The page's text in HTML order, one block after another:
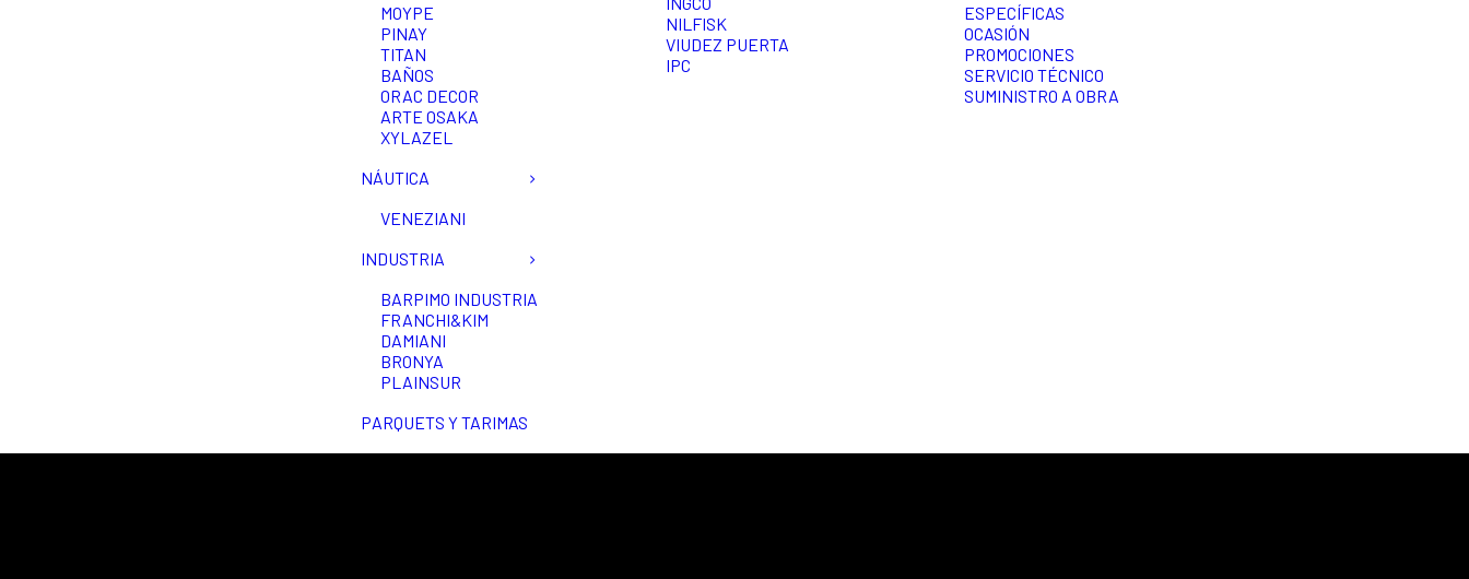
MOYPE
PINAY
TITAN
BAÑOS
ORAC DECOR
ARTE OSAKA
XYLAZEL
NÁUTICA
VENEZIANI
INDUSTRIA
BARPIMO INDUSTRIA
FRANCHI&KIM
DAMIANI
BRONYA
PLAINSUR
PARQUETS Y TARIMAS
NILFISK
VIUDEZ PUERTA
IPC
ESPECÍFICAS
OCASIÓN
PROMOCIONES
SERVICIO TÉCNICO
SUMINISTRO A OBRA